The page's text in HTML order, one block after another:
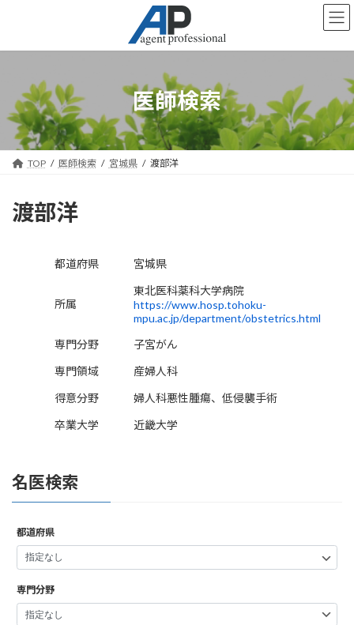
ン
キ
プ
ー
に
動
医師検索
TOP 医師検索 宮城県 渡部洋
渡部洋
都道府県 宮城県
所属
東北医科薬科大学病院
https://www.hosp.tohoku-
mpu.ac.jp/department/obstetrics.html
専門分野
子宮がん
専門領域
産婦人科
得意分野
婦人科悪性腫瘍、低侵襲手術
卒業大学
近畿大学
名医検索
都道府県
専門分野